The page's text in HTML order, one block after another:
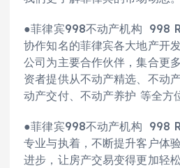
●菲律宾998不动产机构 998
协作知名的菲律宾各大地产开
公司为主要合作伙伴，集合更
资者提供从不动产精选、不
动产交付、不动产养护 等全方
●菲律宾998不动产机构 998
专业与执着，不断提升客户体
进步，让房产交易变得更加轻